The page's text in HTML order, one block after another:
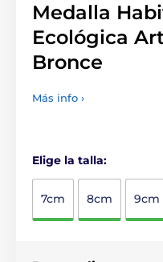
Medalla
Ecológica
Bronce
Más info ›
Elige la talla:
7cm 8cm 9cm